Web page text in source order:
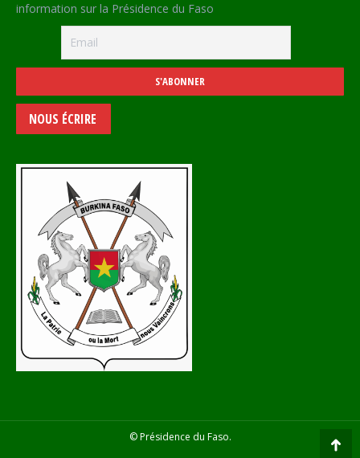
information sur la Présidence du Faso
NOUS ÉCRIRE
© Présidence du Faso.
Go